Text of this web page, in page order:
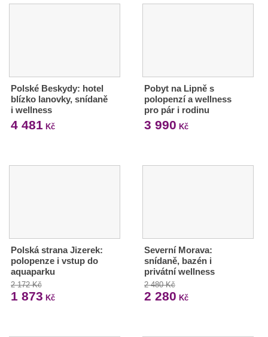
Polské Beskydy: hotel
blízko lanovky, snídaně
i wellness
4 481 Kč
Pobyt na Lipně s
polopenzí a wellness
pro pár i rodinu
3 990 Kč
Polská strana Jizerek:
polopenze i vstup do
aquaparku
2 172 Kč
1 873 Kč
Severní Morava:
snídaně, bazén i
privátní wellness
2 480 Kč
2 280 Kč